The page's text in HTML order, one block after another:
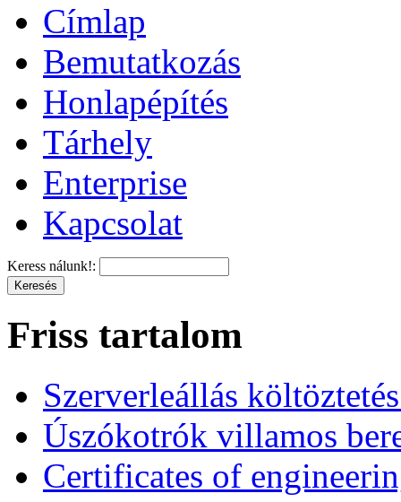
Címlap
Bemutatkozás
Honlapépítés
Tárhely
Enterprise
Kapcsolat
Keress nálunk!:
Friss tartalom
Szerverleállás
Úszókotrók villamos
Certificates of